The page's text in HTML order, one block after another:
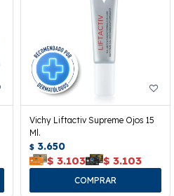
Vichy Liftactiv Supreme Ojos 15
Ml.
$ 3.650
$ 3.103 $ 3.103